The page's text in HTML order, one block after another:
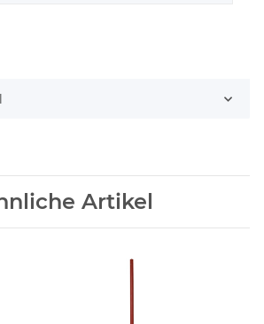
Artikel